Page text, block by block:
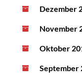
Dezember
November
Oktober
September